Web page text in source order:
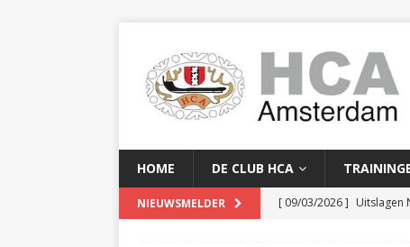
HOME DE CLUB HCA
NIEUWSMELDER [ 09/03/2026 ] Uitslagen